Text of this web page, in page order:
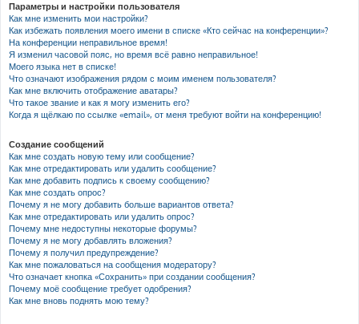
Параметры и настройки пользователя
Как мне изменить мои настройки?
Как избежать появления моего имени в списке «Кто сейчас на конференции»?
На конференции неправильное время!
Я изменил часовой пояс, но время всё равно неправильное!
Моего языка нет в списке!
Что означают изображения рядом с моим именем пользователя?
Как мне включить отображение аватары?
Что такое звание и как я могу изменить его?
Когда я щёлкаю по ссылке «email», от меня требуют войти на конференцию!
Создание сообщений
Как мне создать новую тему или сообщение?
Как мне отредактировать или удалить сообщение?
Как мне добавить подпись к своему сообщению?
Как мне создать опрос?
Почему я не могу добавить больше вариантов ответа?
Как мне отредактировать или удалить опрос?
Почему мне недоступны некоторые форумы?
Почему я не могу добавлять вложения?
Почему я получил предупреждение?
Как мне пожаловаться на сообщения модератору?
Что означает кнопка «Сохранить» при создании сообщения?
Почему моё сообщение требует одобрения?
Как мне вновь поднять мою тему?